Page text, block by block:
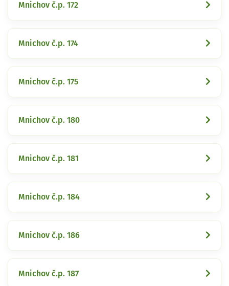
Mnichov č.p. 172
Mnichov č.p. 174
Mnichov č.p. 175
Mnichov č.p. 180
Mnichov č.p. 181
Mnichov č.p. 184
Mnichov č.p. 186
Mnichov č.p. 187